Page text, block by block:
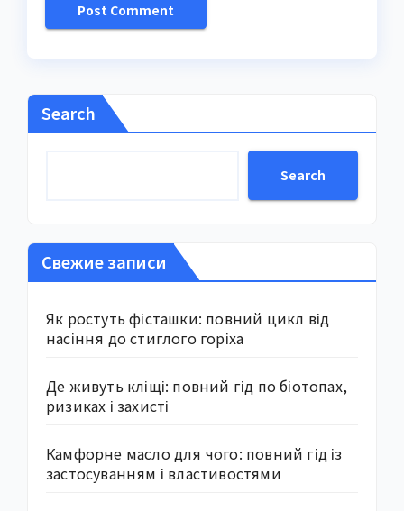
Search
Search
Свежие записи
Як ростуть фісташки: повний цикл від
насіння до стиглого горіха
Де живуть кліщі: повний гід по біотопах,
ризиках і захисті
Камфорне масло для чого: повний гід із
застосуванням і властивостями